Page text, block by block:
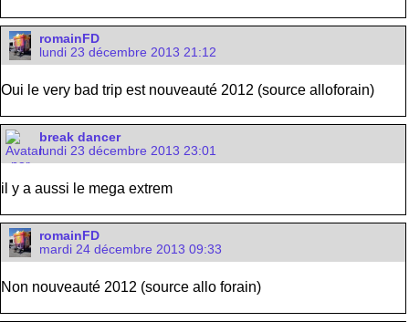
romainFD
lundi 23 décembre 2013 21:12
Oui le very bad trip est nouveauté 2012 (source alloforain)
break dancer
lundi 23 décembre 2013 23:01
il y a aussi le mega extrem
romainFD
mardi 24 décembre 2013 09:33
Non nouveauté 2012 (source allo forain)